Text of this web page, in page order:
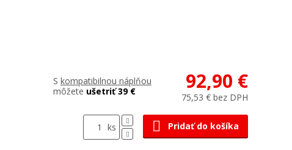
S kompatibilnou náplňou
môžete ušetriť 39 € 92,90 €
75,53 € bez DPH
ks Pridať do košíka